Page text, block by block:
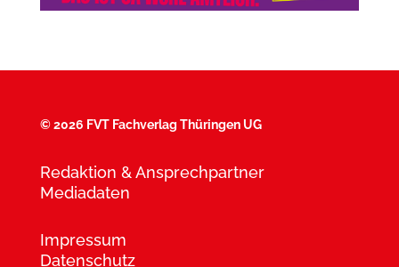
©2026 FVT Fachverlag Thüringen UG
Redaktion & Ansprechpartner
Mediadaten
Impressum
Datenschutz